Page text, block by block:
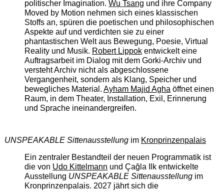
politischer Imagination. Wu Tsang und ihre Company
Moved by Motion nehmen sich eines klassischen
Stoffs an, spüren die poetischen und philosophischen
Aspekte auf und verdichten sie zu einer
phantastischen Welt aus Bewegung, Poesie, Virtual
Reality und Musik. Robert Lippokentwickelt eine
Auftragsarbeit im Dialog mit dem Gorki-Archiv und
versteht Archiv nicht als abgeschlossene
Vergangenheit, sondern als Klang, Speicher und
bewegliches Material. Ayham Majid Aghaöffnet einen
Raum, in dem Theater, Installation, Exil, Erinnerung
und Sprache ineinandergreifen.
UNSPEAKABLE Sittenausstellungim Kronprinzenpalais
Ein zentraler Bestandteil der neuen Programmatik ist
die von Udo Kittelmann und Çağla Ilk entwickelte
Ausstellung UNSPEAKABLE Sittenausstellungim
Kronprinzenpalais. 2027 jährt sich die